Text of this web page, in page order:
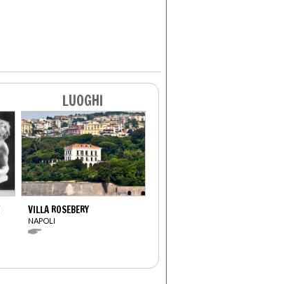
LUOGHI
VILLA ROSEBERY
NAPOLI